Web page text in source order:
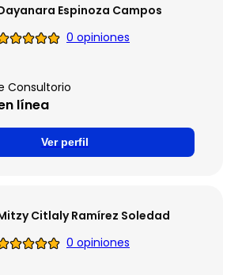
Espinoza Campos
0 opiniones
Consultorio
línea
Ver perfil
Citlaly Ramírez Soledad
0 opiniones